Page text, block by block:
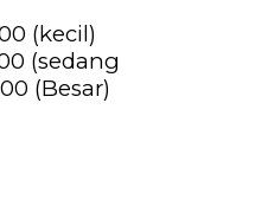
(kecil)
(sedang
(Besar)